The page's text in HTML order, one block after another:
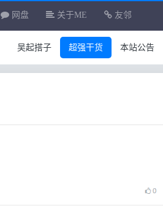
网盘 关于ME 友邻
吴起搭子 超强干货 本站公告